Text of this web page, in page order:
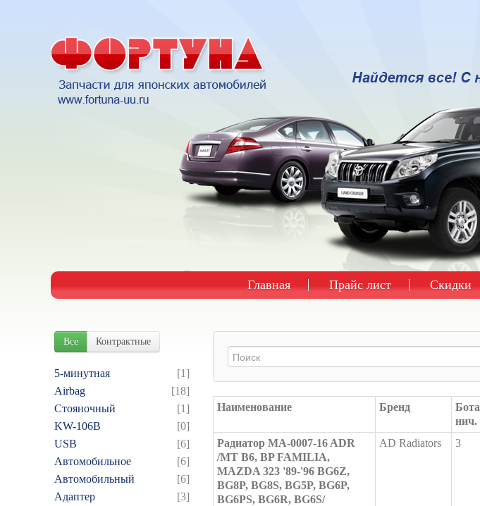
Главная Прайс лист Скидки
Все Контрактные
5-минутная
[1]
Airbag
[18]
Cтояночный
[1]
KW-106B
[0]
USB
[6]
Автомобильное
[6]
Автомобильный
[6]
Адаптер
[3]
Наименование Бренд
Бота
нич.
Радиатор MA-0007-16 ADR
/MT B6, BP FAMILIA,
MAZDA 323 '89-'96 BG6Z,
BG8P, BG8S, BG5P, BG6P,
BG6PS, BG6R, BG6S/
AD Radiators 3